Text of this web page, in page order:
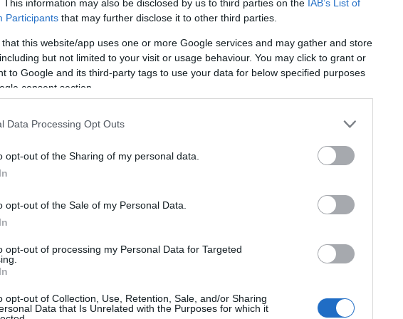
This information may also be disclosed by us to third parties on the IAB’s List of
Participants that may further disclose it to other third parties.
that this website/app uses one or more Google services and may gather and store
but not limited to your visit or usage behaviour. You may click to grant or
to Google and its third-party tags to use your data for below specified purposes
consent section.
Data Processing Opt Outs
opt-out of the Sharing of my personal data.
opt-out of the Sale of my Personal Data.
opt-out of processing my Personal Data for Targeted
opt-out of Collection, Use, Retention, Sale, and/or Sharing
Data that Is Unrelated with the Purposes for which it
φαρμακείο της γειτονιάς σας το